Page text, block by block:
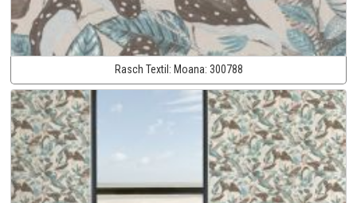
Rasch Textil: Moana: 300788